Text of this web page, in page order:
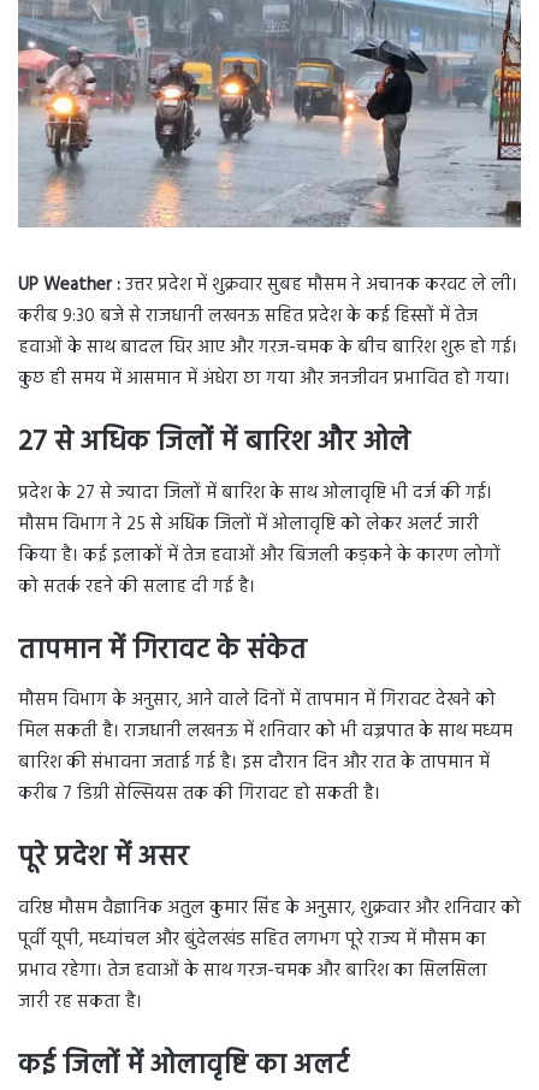
UP Weather :उत्तर प्रदेश में शुक्रवार सुबह मौसम ने अचानक करवट ले ली।
करीब 9:30 बजे से राजधानी लखनऊ सहित प्रदेश के कई हिस्सों में तेज
हवाओं के साथ बादल घिर आए और गरज-चमक के बीच बारिश शुरू हो गई।
कुछ ही समय में आसमान में अंधेरा छा गया और जनजीवन प्रभावित हो गया।
27से अधिक जिलों में बारिश और ओले
प्रदेश के 27 से ज्यादा जिलों में बारिश के साथ ओलावृष्टि भी दर्ज की गई।
मौसम विभाग ने 25 से अधिक जिलों में ओलावृष्टि को लेकर अलर्ट जारी
किया है। कई इलाकों में तेज हवाओं और बिजली कड़कने के कारण लोगों
को सतर्क रहने की सलाह दी गई है।
तापमान में गिरावट के संकेत
मौसम विभाग के अनुसार, आने वाले दिनों में तापमान में गिरावट देखने को
मिल सकती है। राजधानी लखनऊ में शनिवार को भी वज्रपात के साथ मध्यम
बारिश की संभावना जताई गई है। इस दौरान दिन और रात के तापमान में
करीब 7 डिग्री सेल्सियस तक की गिरावट हो सकती है।
पूरे प्रदेश में असर
वरिष्ठ मौसम वैज्ञानिक अतुल कुमार सिंह के अनुसार, शुक्रवार और शनिवार को
पूर्वी यूपी, मध्यांचल और बुंदेलखंड सहित लगभग पूरे राज्य में मौसम का
प्रभाव रहेगा। तेज हवाओं के साथ गरज-चमक और बारिश का सिलसिला
जारी रह सकता है।
कई जिलों में ओलावृष्टि का अलर्ट